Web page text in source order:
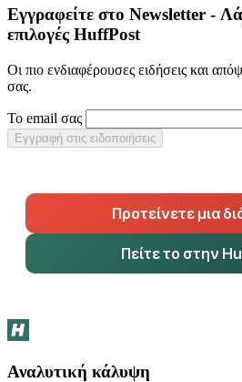
Εγγραφείτε στο Newsletter -
επιλογές HuffPost
Οι πιο ενδιαφέρουσες ειδήσεις και
σας.
Το email σας
Εγγραφή στις ειδοποιήσεις
Προτείνετε μια
Πείτε το στην
Αναλυτική κάλυψη